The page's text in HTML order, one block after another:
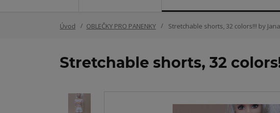
Úvod OBLEČKY PRO PANENKY Stretchable shorts, 32 colors!!! by
Stretchable shorts, 32